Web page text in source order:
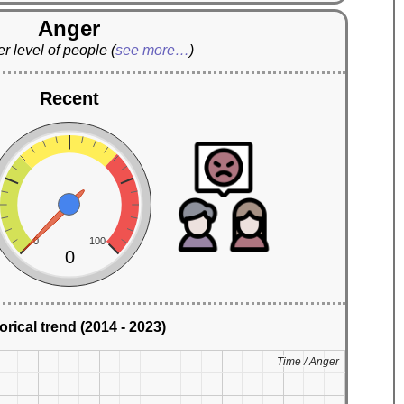
Anger
level of people(see more…)
Recent
0 100
0
trend (2014 - 2023)
Time / Anger
Time / Anger